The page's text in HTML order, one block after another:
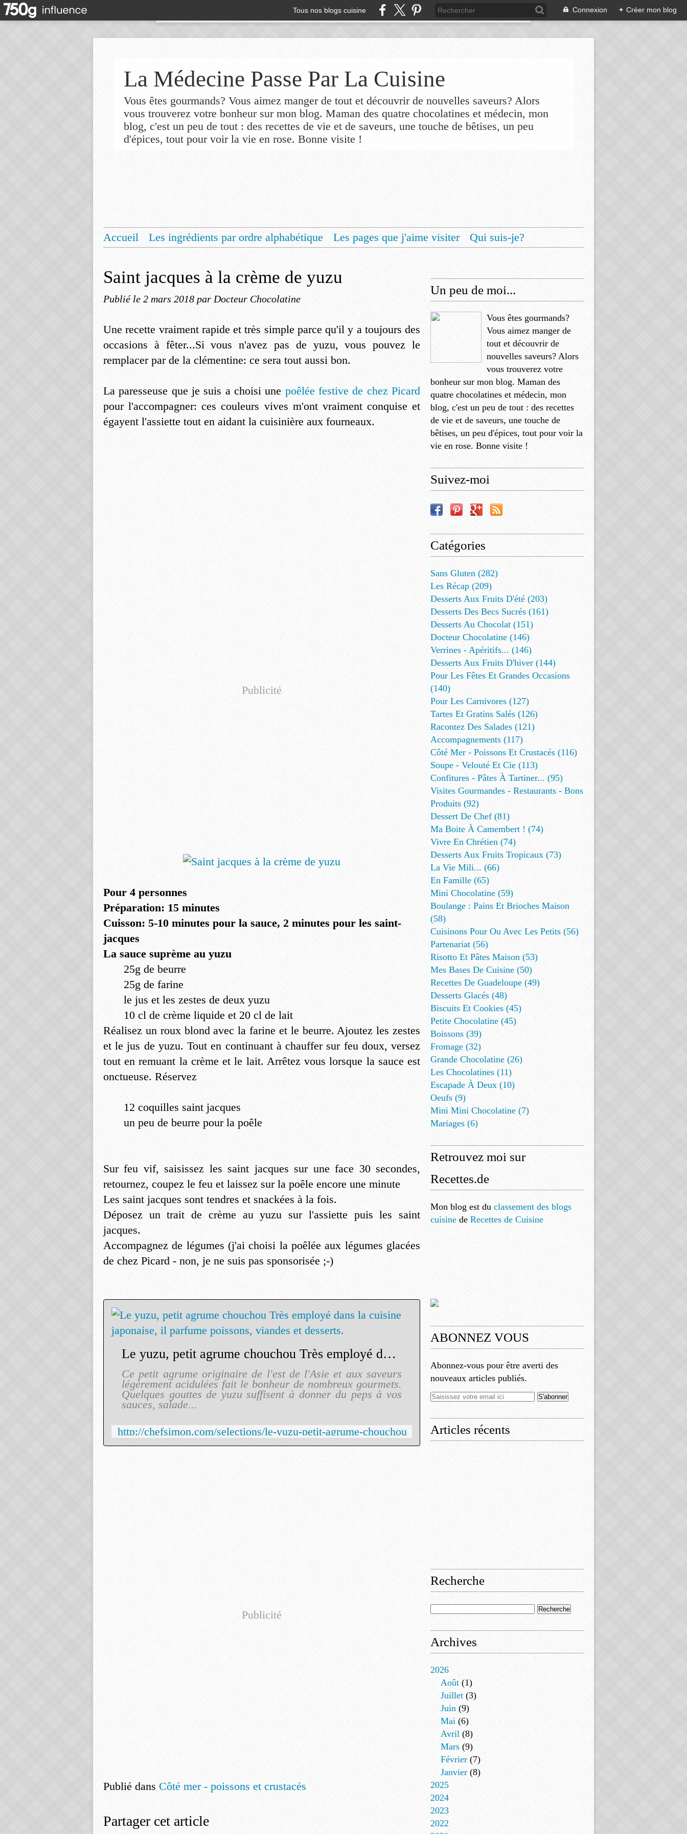
Tous nos blogs cuisine Connexion + Créer mon blog
La Médecine Passe Par La Cuisine
Vous êtes gourmands? Vous aimez manger de tout et découvrir de nouvelles saveurs? Alors
vous trouverez votre bonheur sur mon blog. Maman des quatre chocolatines et médecin, mon
blog, c'est un peu de tout : des recettes de vie et de saveurs, une touche de bêtises, un peu
d'épices, tout pour voir la vie en rose. Bonne visite !
Accueil Les ingrédients par ordre alphabétique Les pages que j'aime visiter
Qui suis-je?
Saint jacques à la crème de yuzu
Publié le 2 mars 2018 par Docteur Chocolatine
Une recette vraiment rapide et très simple parce qu'il y a toujours des
occasions à fêter...Si vous n'avez pas de yuzu, vous pouvez le
remplacer par de la clémentine: ce sera tout aussi bon.
La paresseuse que je suis a choisi une poêlée festive de chez Picard
pour l'accompagner: ces couleurs vives m'ont vraiment conquise et
égayent l'assiette tout en aidant la cuisinière aux fourneaux.
Publicité
Pour 4 personnes
Préparation: 15 minutes
Cuisson: 5-10 minutes pour la sauce, 2 minutes pour les saint-
jacques
La sauce suprème au yuzu
25g de beurre
25g de farine
le jus et les zestes de deux yuzu
10 cl de crème liquide et 20 cl de lait
Réalisez un roux blond avec la farine et le beurre. Ajoutez les zestes
et le jus de yuzu. Tout en continuant à chauffer sur feu doux, versez
tout en remuant la crème et le lait. Arrêtez vous lorsque la sauce est
onctueuse. Réservez
12 coquilles saint jacques
un peu de beurre pour la poêle
Sur feu vif, saisissez les saint jacques sur une face 30 secondes,
retournez, coupez le feu et laissez sur la poêle encore une minute
Les saint jacques sont tendres et snackées à la fois.
Déposez un trait de crème au yuzu sur l'assiette puis les saint
jacques.
Accompagnez de légumes (j'ai choisi la poêlée aux légumes glacées
de chez Picard - non, je ne suis pas sponsorisée ;-)
Le yuzu, petit agrume chouchou Très employé dans la cuisine japonaise, il parfume poissons, viandes et desserts.
Ce petit agrume originaire de l'est de l'Asie et aux saveurs
légèrement acidulées fait le bonheur de nombreux gourmets.
Quelques gouttes de yuzu suffisent à donner du peps à vos
sauces, salade...
http://chefsimon.com/selections/le-yuzu-petit-agrume-chouchou
Publicité
Publié dans Côté mer - poissons et crustacés
Partager cet article
Un peu de moi...
Vous êtes gourmands?
Vous aimez manger de
tout et découvrir de
nouvelles saveurs? Alors
vous trouverez votre
bonheur sur mon blog. Maman des
quatre chocolatines et médecin, mon
blog, c'est un peu de tout : des recettes
de vie et de saveurs, une touche de
bêtises, un peu d'épices, tout pour voir la
vie en rose. Bonne visite !
Suivez-moi
Catégories
Sans Gluten (282)
Les Récap (209)
Desserts Aux Fruits D'été (203)
Desserts Des Becs Sucrés (161)
Desserts Au Chocolat (151)
Docteur Chocolatine (146)
Verrines - Apéritifs... (146)
Desserts Aux Fruits D'hiver (144)
Pour Les Fêtes Et Grandes Occasions
(140)
Pour Les Carnivores (127)
Tartes Et Gratins Salés (126)
Racontez Des Salades (121)
Accompagnements (117)
Côté Mer - Poissons Et Crustacés (116)
Soupe - Velouté Et Cie (113)
Confitures - Pâtes À Tartiner... (95)
Visites Gourmandes - Restaurants - Bons
Produits (92)
Dessert De Chef (81)
Ma Boite À Camembert ! (74)
Vivre En Chrétien (74)
Desserts Aux Fruits Tropicaux (73)
La Vie Mili... (66)
En Famille (65)
Mini Chocolatine (59)
Boulange : Pains Et Brioches Maison
(58)
Cuisinons Pour Ou Avec Les Petits (56)
Partenariat (56)
Risotto Et Pâtes Maison (53)
Mes Bases De Cuisine (50)
Recettes De Guadeloupe (49)
Desserts Glacés (48)
Biscuits Et Cookies (45)
Petite Chocolatine (45)
Boissons (39)
Fromage (32)
Grande Chocolatine (26)
Les Chocolatines (11)
Escapade À Deux (10)
Oeufs (9)
Mini Mini Chocolatine (7)
Mariages (6)
Retrouvez moi sur
Recettes.de
Mon blog est du classement des blogs
cuisine de Recettes de Cuisine
ABONNEZ VOUS
Abonnez-vous pour être averti des
nouveaux articles publiés.
Articles récents
Recherche
Archives
2026
Août (1)
Juillet (3)
Juin (9)
Mai (6)
Avril (8)
Mars (9)
Février (7)
Janvier (8)
2025
2024
2023
2022